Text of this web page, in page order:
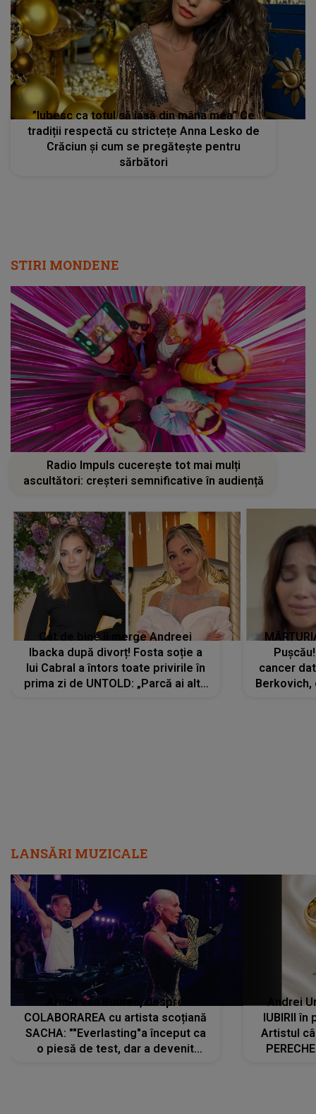
”Iubesc ca totul să iasă din mâna mea” Ce
tradiții respectă cu strictețe Anna Lesko de
Crăciun și cum se pregătește pentru
sărbători
STIRI MONDENE
Radio Impuls cucerește tot mai mulți
ascultători: creșteri semnificative în audiență
Cât de bine îi merge Andreei
Ibacka după divorț! Fosta soție a
lui Cabral a întors toate privirile în
prima zi de UNTOLD: „Parcă ai altă
cancer
Berkovich,
LANSĂRI MUZICALE
Armin van Buuren, despre
COLABORAREA cu artista scoțiană
SACHA: ""Everlasting"a început ca
o piesă de test, dar a devenit
Andrei
IUBIRII în
Artistul